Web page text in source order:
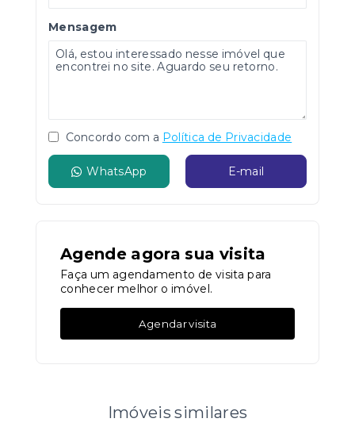
Mensagem
Concordo com a Política de Privacidade
WhatsApp E-mail
Agende agora sua visita
Faça um agendamento de visita para
conhecer melhor o imóvel.
Agendar visita
Imóveis similares